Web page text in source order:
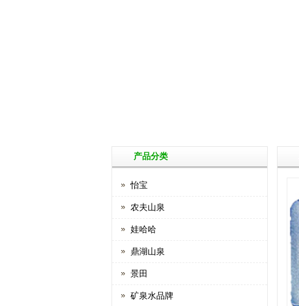
产品分类
怡宝
农夫山泉
娃哈哈
鼎湖山泉
景田
矿泉水品牌